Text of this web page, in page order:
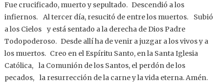
Fue crucificado, muerto y sepultado. Descendió a los
infiernos. Al tercer día, resucitó de entre los muertos. Subió
a los Cielos y está sentado a la derecha de Dios Padre
Todopoderoso. Desde allí ha de venir a juzgar a los vivos y a
los muertos. Creo en el Espíritu Santo, en la Santa Iglesia
Católica, la Comunión de los Santos, el perdón de los
pecados, la resurrección de la carne y la vida eterna. Amén.